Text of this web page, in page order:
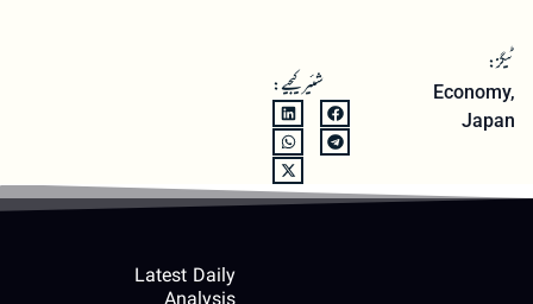
ٹیگز:
Economy,
Japan
شئیر کیجیے:
Latest Daily